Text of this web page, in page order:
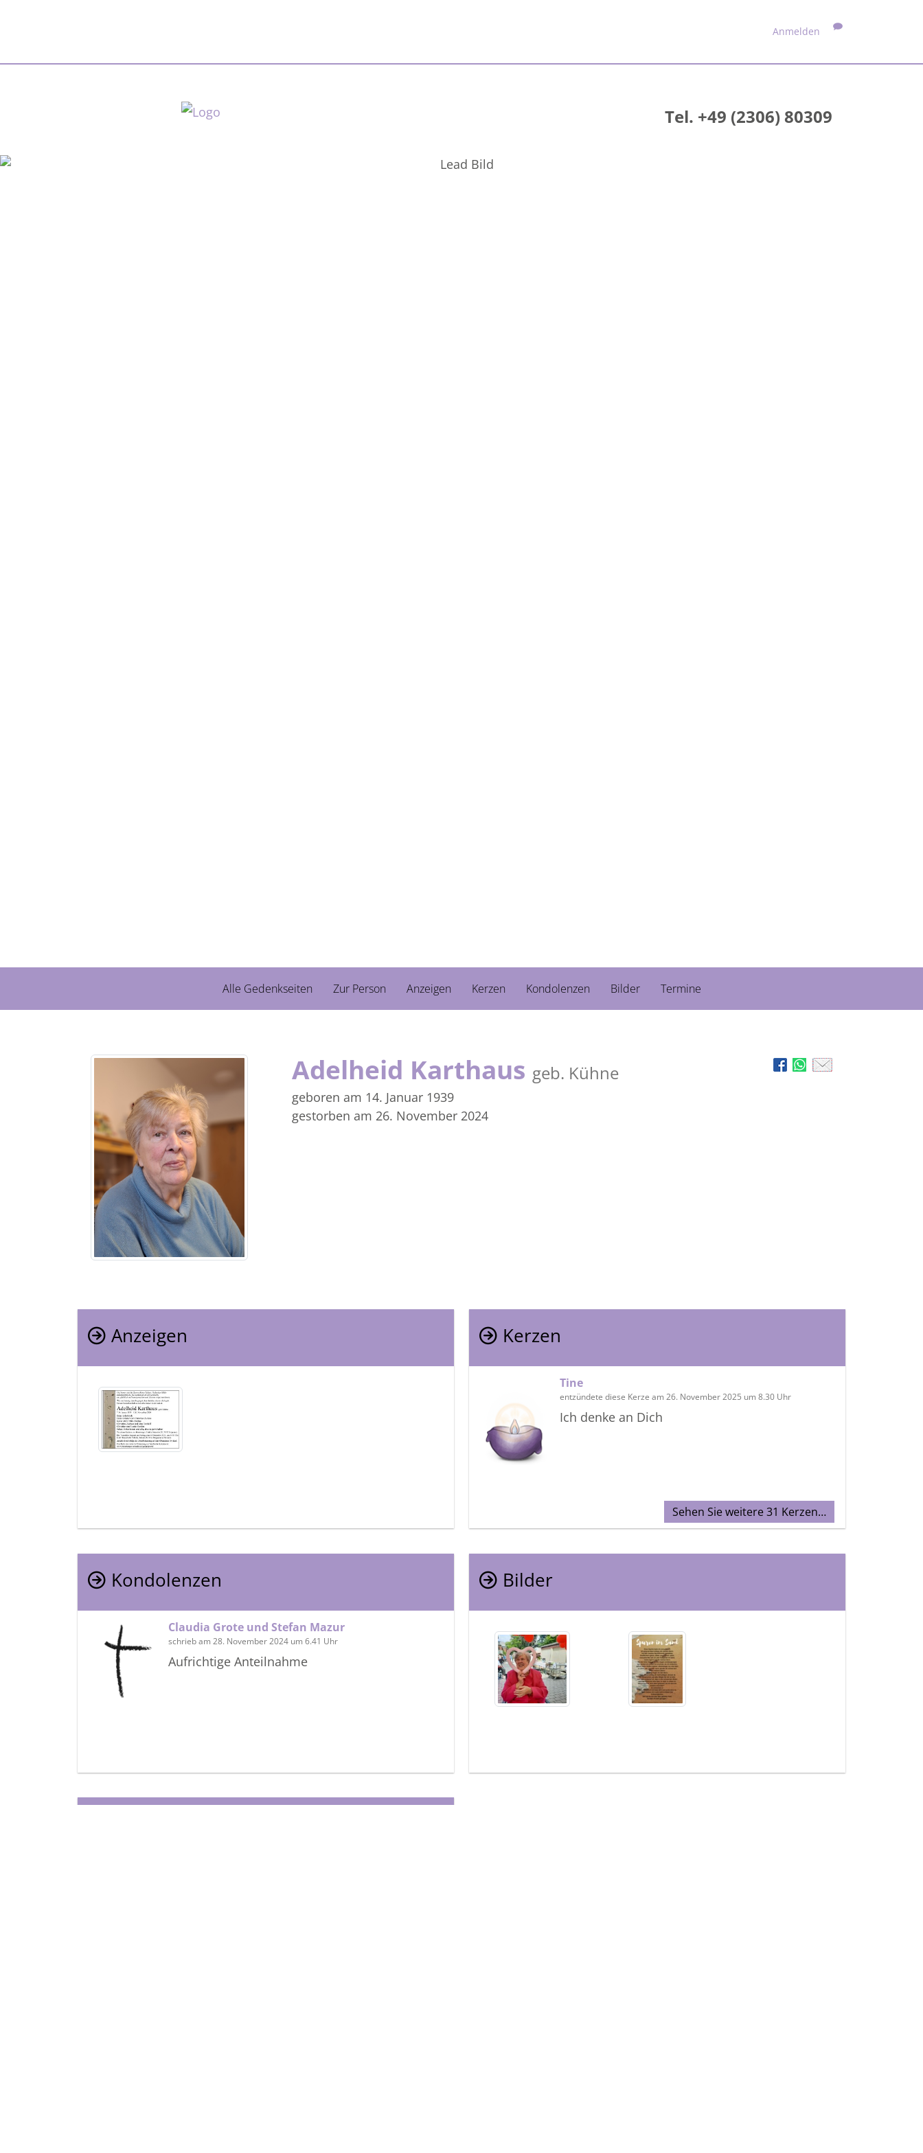
Anmelden
Tel. +49 (2306) 80309
Alle Gedenkseiten Zur Person Anzeigen Kerzen Kondolenzen Bilder Termine
Adelheid Karthaus geb. Kühne
geboren am 14. Januar 1939
gestorben am 26. November 2024
Anzeigen Kerzen
Tine
entzündete diese Kerze am 26. November 2025 um 8.30 Uhr
Ich denke an Dich
Sehen Sie weitere 31 Kerzen…
Kondolenzen
Claudia Grote und Stefan Mazur
schrieb am 28. November 2024 um 6.41 Uhr
Aufrichtige Anteilnahme
Bilder